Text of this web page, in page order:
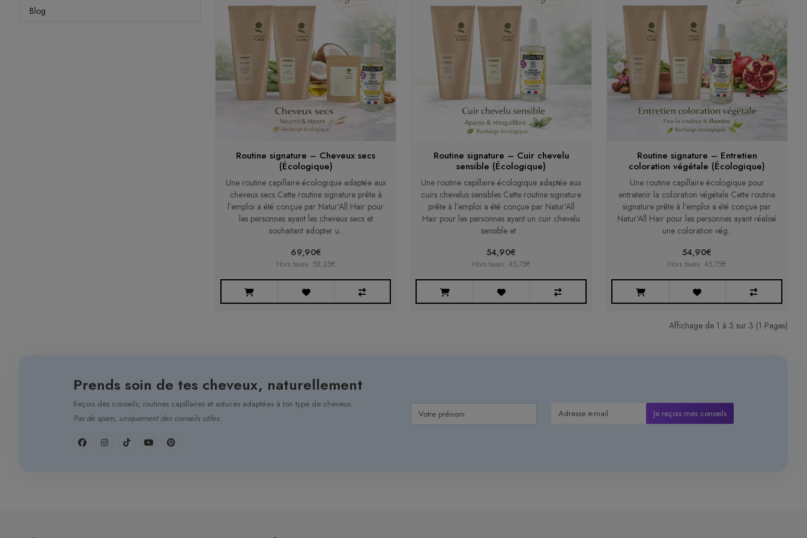
Blog
Routine signature – Cheveux secs
(Écologique)
Une routine capillaire écologique adaptée aux
cheveux secs Cette routine signature prête à
l’emploi a été conçue par Natur’All Hair pour
les personnes ayant les cheveux secs et
souhaitant adopter u..
69,90€
Hors taxes: 58,25€
Routine signature – Cuir chevelu
sensible (Écologique)
Une routine capillaire écologique adaptée aux
cuirs chevelus sensibles Cette routine signature
prête à l’emploi a été conçue par Natur’All
Hair pour les personnes ayant un cuir chevelu
sensible et ..
54,90€
Hors taxes: 45,75€
Routine signature – Entretien
coloration végétale (Écologique)
Une routine capillaire écologique pour
entretenir la coloration végétale Cette routine
signature prête à l’emploi a été conçue par
Natur’All Hair pour les personnes ayant réalisé
une coloration vég..
54,90€
Hors taxes: 45,75€
Affichage de 1 à 3 sur 3 (1 Pages)
Prends soin de tes cheveux, naturellement
Reçois des conseils, routines capillaires et astuces adaptées à ton type de cheveux.
Pas de spam, uniquement des conseils utiles.
Je reçois mes conseils